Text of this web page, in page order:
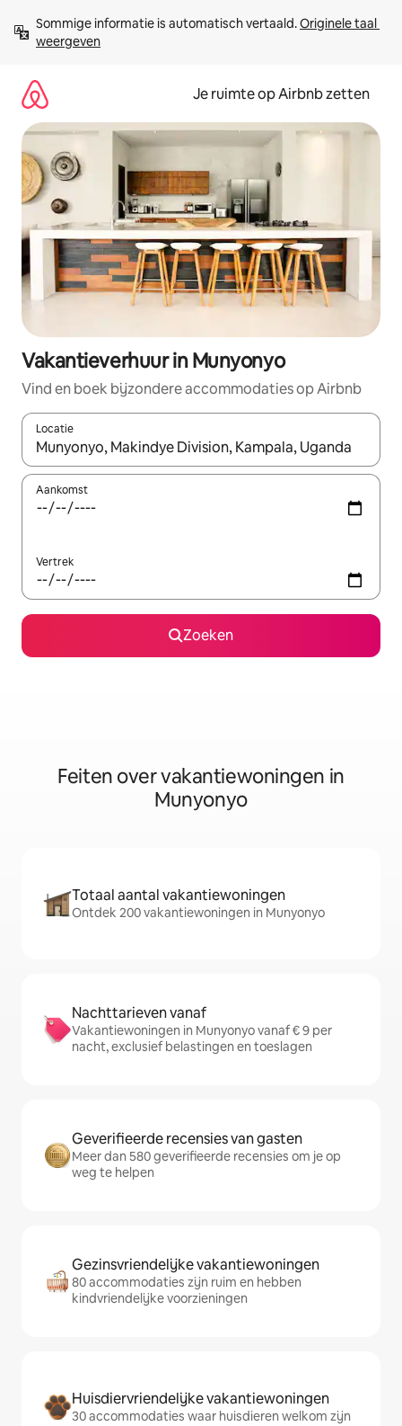
direct
naar
Sommige informatie is automatisch vertaald. Originele taal
weergeven
Je ruimte op Airbnb zetten
Vakantieverhuur in Munyonyo
Vind en boek bijzondere accommodaties op Airbnb
Locatie
Wanneer er suggesties beschikbaar zijn, maak je een keuze
Aankomst
Vertrek
Zoeken
Feiten over vakantiewoningen in
Munyonyo
Totaal aantal vakantiewoningen
Ontdek 200 vakantiewoningen in Munyonyo
Nachttarieven vanaf
Vakantiewoningen in Munyonyo vanaf € 9 per
nacht, exclusief belastingen en toeslagen
Geverifieerde recensies van gasten
Meer dan 580 geverifieerde recensies om je op
weg te helpen
Gezinsvriendelijke vakantiewoningen
80 accommodaties zijn ruim en hebben
kindvriendelijke voorzieningen
Huisdiervriendelijke vakantiewoningen
30 accommodaties waar huisdieren welkom zijn